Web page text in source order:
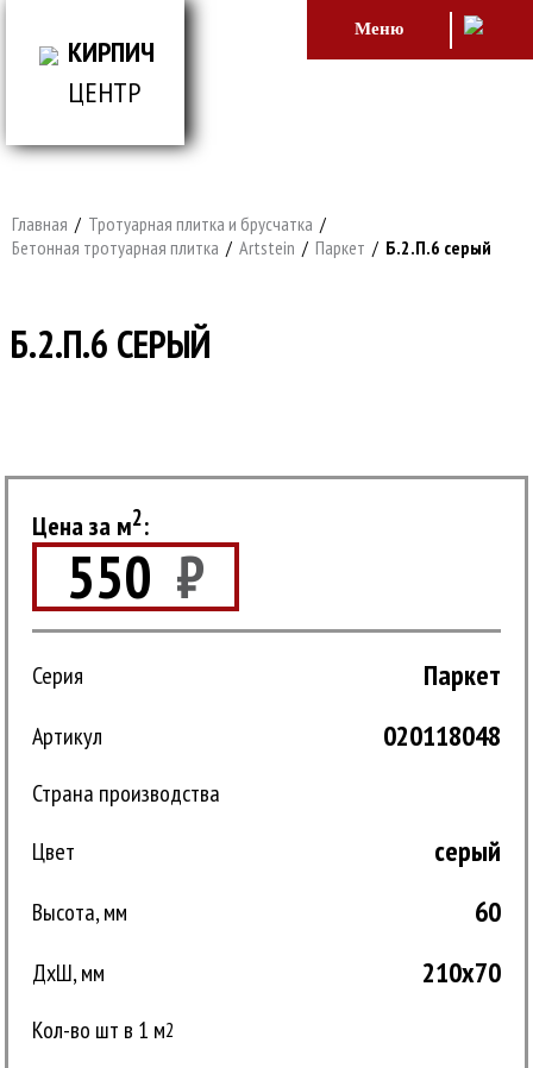
КИРПИЧ
ЦЕНТР
Меню
Главная / Тротуарная плитка и брусчатка /
Бетонная тротуарная плитка / Artstein / Паркет / Б.2.П.6 серый
Б.2.П.6 СЕРЫЙ
Цена за м2:
550 ₽
Серия Паркет
Артикул 020118048
Страна производства
Цвет
серый
Высота, мм 60
ДxШ, мм 210x70
Кол-во шт в 1 м2